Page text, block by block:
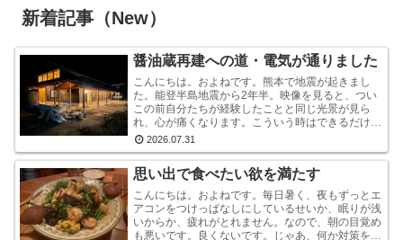
新着記事（New）
醤油蔵再建への道・電気が通りました
こんにちは。およねです。熊本で地震が起きまし
た。能登半島地震から2年半。映像を見ると、つい
この前自分たちが経験したことと同じ光景が見ら
れ、心が痛くなります。こういう時はできるだけ情
報から離れたほうがいいと言いますが・・・気にな
2026.07.31
思い出で食べたい欲を満たす
こんにちは。およねです。毎日暑く、夜もずっとエ
アコンをつけっぱなしにしているせいか、眠りが浅
いからか、疲れがとれません。なので、朝の目覚め
も悪いです。良くないです。じゃあ、何か対策をし